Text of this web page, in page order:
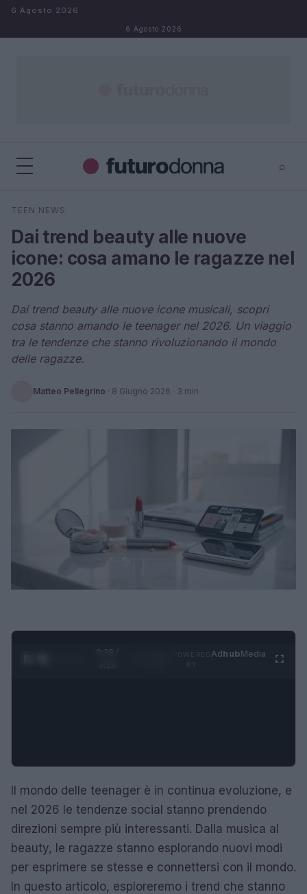
Salta al contenuto
6 Agosto 2026
6 Agosto 2026
⌕
Cerca
TEEN NEWS
Dai trend beauty alle nuove
icone: cosa amano le ragazze nel
2026
Dai trend beauty alle nuove icone musicali, scopri
cosa stanno amando le teenager nel 2026. Un viaggio
tra le tendenze che stanno rivoluzionando il mondo
delle ragazze.
Matteo Pellegrino · 8 Giugno 2026 · 3 min
0:29 /
AdhubMedia
Il mondo delle teenager è in continua evoluzione, e
nel 2026 le tendenze social stanno prendendo
direzioni sempre più interessanti. Dalla musica al
beauty, le ragazze stanno esplorando nuovi modi
per esprimere se stesse e connettersi con il mondo.
In questo articolo, esploreremo i trend che stanno